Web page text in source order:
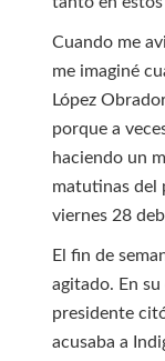
Cuando me
me imaginé
López
porque a
haciendo un
matutinas del
viernes 28
El fin de
agitado. En
presidente
acusaba a